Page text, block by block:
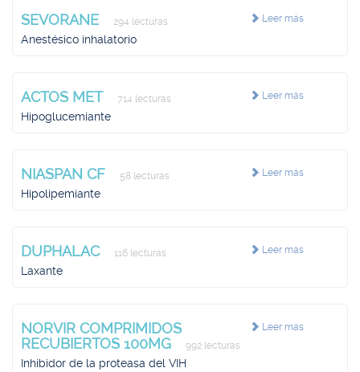
Leer más
SEVORANE 294 lecturas
Anestésico inhalatorio
Leer más
ACTOS MET 714 lecturas
Hipoglucemiante
Leer más
NIASPAN CF 58 lecturas
Hipolipemiante
Leer más
DUPHALAC 116 lecturas
Laxante
Leer más
NORVIR COMPRIMIDOS
RECUBIERTOS 100MG
992 lecturas
Inhibidor de la proteasa del VIH